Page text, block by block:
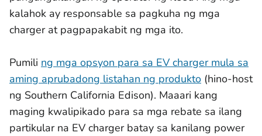
kalahok ay responsable sa pagkuha ng mga
charger at pagpapakabit ng mga ito.
Pumili ng mga opsyon para sa EV charger mula sa
aming aprubadong listahan ng produkto (hino-host
ng Southern California Edison). Maaari kang
maging kwalipikado para sa mga rebate sa ilang
partikular na EV charger batay sa kanilang power